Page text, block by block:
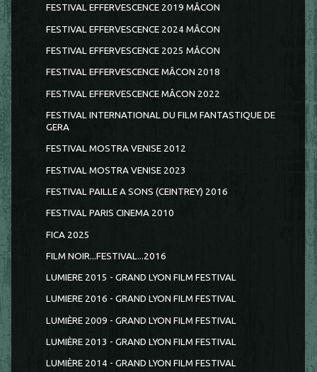
FESTIVAL EFFERVESCENCE 2019 MÂCON
FESTIVAL EFFERVESCENCE 2024 MÂCON
FESTIVAL EFFERVESCENCE 2025 MÂCON
FESTIVAL EFFERVESCENCE MÂCON 2018
FESTIVAL EFFERVESCENCE MÂCON 2022
FESTIVAL INTERNATIONAL DU FILM FANTASTIQUE DE
GERA
FESTIVAL MOSTRA VENISE 2012
FESTIVAL MOSTRA VENISE 2023
FESTIVAL PAILLE A SONS (CEINTREY) 2016
FESTIVAL PARIS CINEMA 2010
FICA 2025
FILM NOIR...FESTIVAL...2016
LUMIERE 2015 - GRAND LYON FILM FESTIVAL
LUMIERE 2016 - GRAND LYON FILM FESTIVAL
LUMIÈRE 2009 - GRAND LYON FILM FESTIVAL
LUMIÈRE 2013 - GRAND LYON FILM FESTIVAL
LUMIÈRE 2014 - GRAND LYON FILM FESTIVAL